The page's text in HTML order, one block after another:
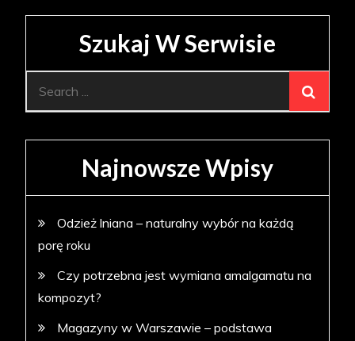
Szukaj W Serwisie
Najnowsze Wpisy
Odzież lniana – naturalny wybór na każdą
porę roku
Czy potrzebna jest wymiana amalgamatu na
kompozyt?
Magazyny w Warszawie – podstawa